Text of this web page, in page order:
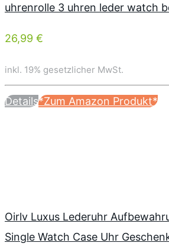
uhrenrolle 3 uhren leder watch
26,99 €
inkl. 19% gesetzlicher MwSt.
Details*Zum Amazon Produkt*
Oirlv Luxus Lederuhr
Single Watch Case Uhr